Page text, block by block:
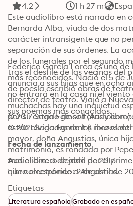
4.2 1 h 27 m
Este audiolibro está narrado en
Bernarda Alba, viuda de dos
carácter intransigente que no
separación de sus órdenes. La
de los funerales por el segundo
tras el desfile de las vecinas del
anuncia a sus hijas que en ocho
no entrará en la casa ni el viento
muchachas hay una inquietud
por su estado de solteras y con
están olvidadas de los mozos
mayor, doña Angustias, única
matrimonio, es rondada por
tras el dinero dejado por el
que corresponde a Angustias.
Federico García Lorca es uno
más reconocidos. Nació el 5 de
de poesía escribió obras de
director de teatro. Viajó a
sus poemas más conocidos.
© 2017 Saga Egmont (Audiolibro):
© 2021 Saga Egmont (Libro
Fecha de lanzamiento
Audiolibro: 3 de abril de 2017
Libro electrónico: 9 de abril de
Etiquetas
Literatura españolaGrabado en